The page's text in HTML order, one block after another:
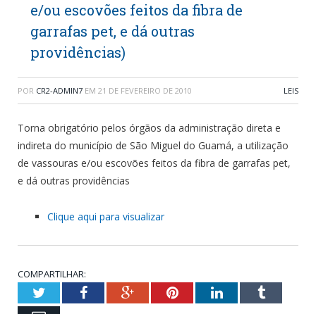
e/ou escovões feitos da fibra de
garrafas pet, e dá outras
providências)
POR CR2-ADMIN7 EM 21 DE FEVEREIRO DE 2010 LEIS
Torna obrigatório pelos órgãos da administração direta e
indireta do município de São Miguel do Guamá, a utilização
de vassouras e/ou escovões feitos da fibra de garrafas pet,
e dá outras providências
Clique aqui para visualizar
COMPARTILHAR:
TwitterFacebookGoogle+PinterestLinkedInTumblr